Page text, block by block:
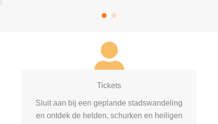
Tickets
Sluit aan bij een geplande stadswandeling
en ontdek de helden, schurken en heiligen